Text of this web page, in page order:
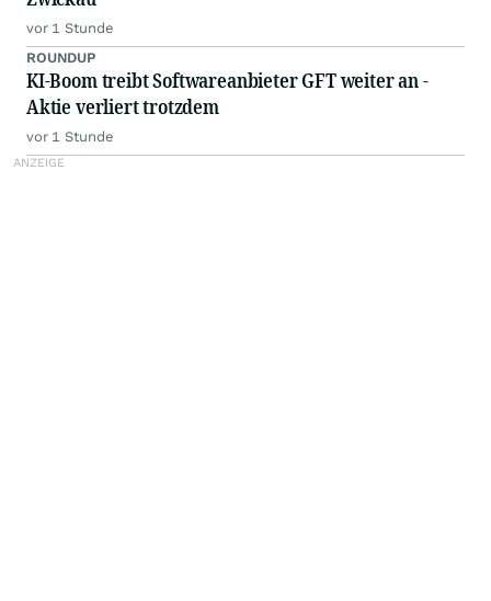
vor 1 Stunde
ROUNDUP
KI-Boom treibt Softwareanbieter GFT weiter an -
Aktie verliert trotzdem
vor 1 Stunde